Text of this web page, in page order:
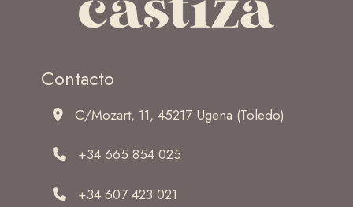
Contacto
C/Mozart, 11, 45217 Ugena (Toledo)
+34 665 854 025
+34 607 423 021